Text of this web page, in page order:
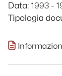
Data: 1993 -
Tipologia